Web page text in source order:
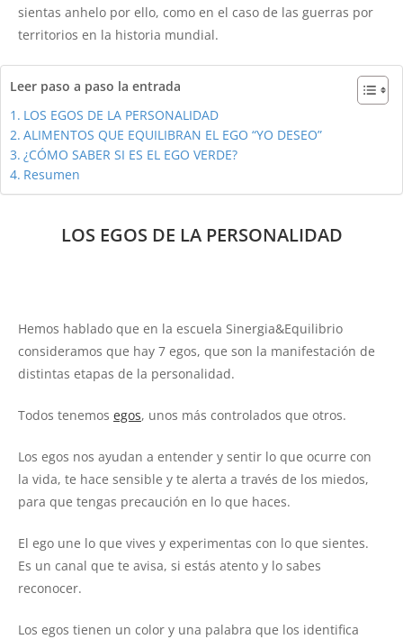
sientas anhelo por ello, como en el caso de las guerras por
territorios en la historia mundial.
Leer paso a paso la entrada
LOS EGOS DE LA PERSONALIDAD
ALIMENTOS QUE EQUILIBRAN EL EGO “YO DESEO”
¿CÓMO SABER SI ES EL EGO VERDE?
Resumen
LOS EGOS DE LA PERSONALIDAD
Hemos hablado que en la escuela Sinergia&Equilibrio
consideramos que hay 7 egos, que son la manifestación de
distintas etapas de la personalidad.
Todos tenemos egos, unos más controlados que otros.
Los egos nos ayudan a entender y sentir lo que ocurre con
la vida, te hace sensible y te alerta a través de los miedos,
para que tengas precaución en lo que haces.
El ego une lo que vives y experimentas con lo que sientes.
Es un canal que te avisa, si estás atento y lo sabes
reconocer.
Los egos tienen un color y una palabra que los identifica